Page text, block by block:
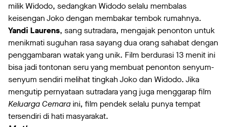
milik Widodo, sedangkan Widodo selalu membalas
keisengan Joko dengan membakar tembok rumahnya.
Yandi Laurens, sang sutradara, mengajak penonton untuk
menikmati suguhan rasa sayang dua orang sahabat dengan
penggambaran watak yang unik. Film berdurasi 13 menit ini
bisa jadi tontonan seru yang membuat penonton senyum-
senyum sendiri melihat tingkah Joko dan Widodo. Jika
mengutip pernyataan sutradara yang juga menggarap film
Keluarga Cemara ini, film pendek selalu punya tempat
tersendiri di hati masyarakat.